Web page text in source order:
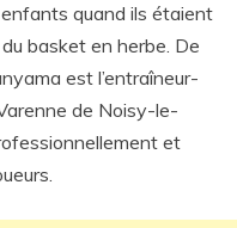
quand ils étaient
basket en herbe. De
est l’entraîneur-
de Noisy-le-
et